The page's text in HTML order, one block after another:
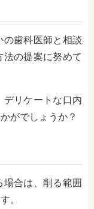
歯科医師と相談
法の提案に努めて
リケートな口内
がでしょうか？
場合は、削る範囲
。